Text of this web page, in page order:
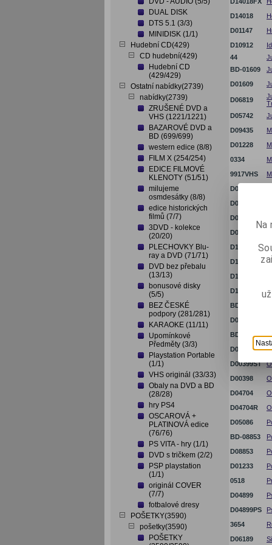
DUAL DISK
DTS 5.1 (3/3)
MINIDISK (1/1)
Hudební CD(429)
CD hudební(429)
Hudební CD
(429/429)
Ostatní nabídky(2739)
nabídky(2739)
ZRUŠENÉ DVD a
VHS (1221/1221)
BAZAROVÉ DVD a
BD (699/699)
western edice (8/8)
FILM X (254/254)
EDICE FILMOVÉ
KLENOTY (51/51)
milujeme
osmdesátky (8/8)
edice historických
filmů (7/7)
3DVD - kolekce
(20/20)
PLECHOVKY Blu-
ray a DVD (71/71)
DVD bez přebalu
(13/13)
bonusové disky
(5/5)
BEZ ČESKÉ
podpory (281/281)
KARAOKE (11/11)
Upomínkové
Předměty (3/3)
Playstation Portable
(1/1)
VHS originál (33/33)
Obaly na DVD a BD
(28/28)
hry PS4
OSCAROVÁ +
PLATINOVÁ edice
(76/76)
PS VITA - hry (1/1)
DVD s tričkem (2/2)
PSP playstation
(1/1)
originál COVER
(7/7)
fotbalové dresy
POŠETKY(3590)
pošetky(3590)
POŠETKY
D14018
D01147
D10912
44
BD-01609
D01609
D06819
D05742
D09435
D01228
0334
9917VHS
D02153
D08643
D05674
D01966
D12960
D12960PS
D13507
D13507PS
BD-08255
D08255
BD-00399
D00399
D00399ST
D00398
D04704
D04704R
D05086
BD-08853
D08853
D01233
0518
D04899
D04899PS
3654
D06189
Na